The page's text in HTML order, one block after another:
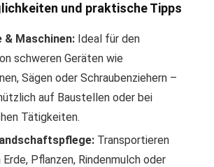
und praktische Tipps
& Maschinen: Ideal für den
schweren Geräten wie
Sägen oder Schraubenziehern –
auf Baustellen oder bei
Tätigkeiten.
Transportieren
Pflanzen, Rindenmulch oder